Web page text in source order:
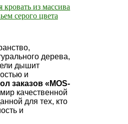
дерева,
дышит
и
заказов «MOS-
качественной
для тех, кто
и